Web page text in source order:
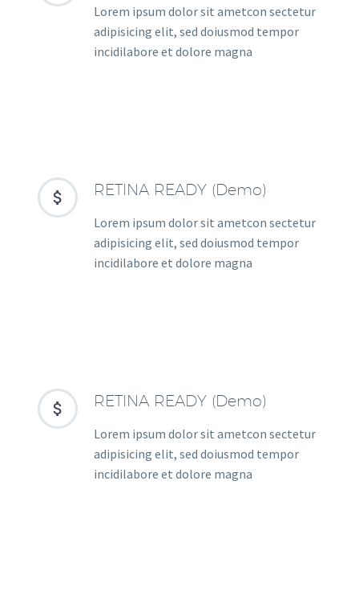
Lorem ipsum dolor sit ametcon sectetur
adipisicing elit, sed doiusmod tempor
incidilabore et dolore magna

 RETINA READY (Demo)
Lorem ipsum dolor sit ametcon sectetur
adipisicing elit, sed doiusmod tempor
incidilabore et dolore magna

 RETINA READY (Demo)
Lorem ipsum dolor sit ametcon sectetur
adipisicing elit, sed doiusmod tempor
incidilabore et dolore magna